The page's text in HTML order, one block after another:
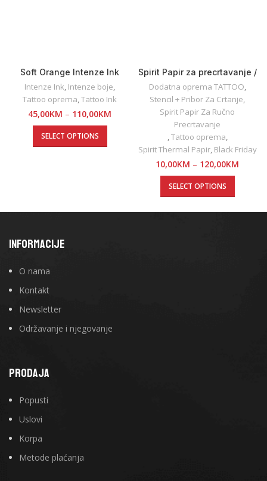
Soft Orange Intenze Ink
Intenze Ink Intenze boje
Tattoo oprema Tattoo Ink
45,00KM – 110,00KM
SELECT OPTIONS
Spirit Papir za precrtavanje /
Ručno / Termalno
Dodatna oprema TATTOO
Stencil + Pribor Za Crtanje
Spirit Papir Za Ručno
Precrtavanje
Tattoo oprema
Spirit Thermal Papir, Black Friday
10,00KM – 120,00KM
SELECT OPTIONS
INFORMACIJE
O nama
Kontakt
Newsletter
Održavanje i njegovanje
PRODAJA
Popusti
Uslovi
Korpa
Metode plaćanja